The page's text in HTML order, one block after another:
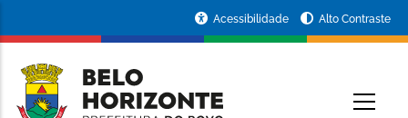
conteúdo
principal
da
Prefeitura
Acessibilidade Alto Contraste